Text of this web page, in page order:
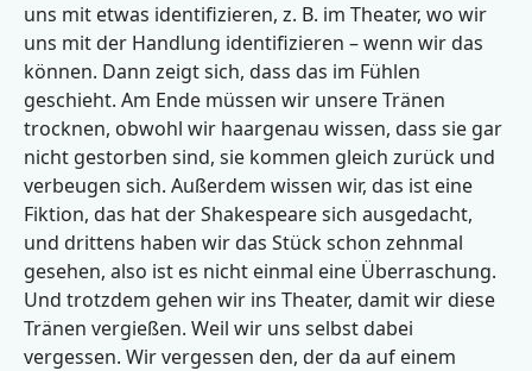
uns mit etwas identifizieren, z. B. im Theater, wo wir
uns mit der Handlung identifizieren – wenn wir das
können. Dann zeigt sich, dass das im Fühlen
geschieht. Am Ende müssen wir unsere Tränen
trocknen, obwohl wir haargenau wissen, dass sie gar
nicht gestorben sind, sie kommen gleich zurück und
verbeugen sich. Außerdem wissen wir, das ist eine
Fiktion, das hat der Shakespeare sich ausgedacht,
und drittens haben wir das Stück schon zehnmal
gesehen, also ist es nicht einmal eine Überraschung.
Und trotzdem gehen wir ins Theater, damit wir diese
Tränen vergießen. Weil wir uns selbst dabei
vergessen. Wir vergessen den, der da auf einem